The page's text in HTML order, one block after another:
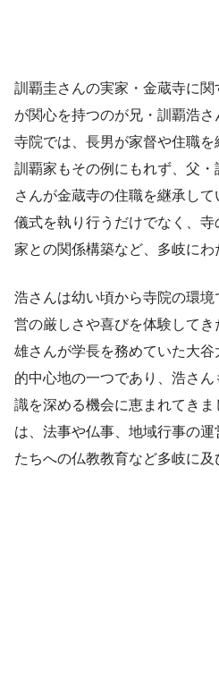
訓覇圭さんの実家・金蔵寺に関
が関心を持つのが兄・訓覇浩
寺院では、長男が家督や住職を
訓覇家もその例にもれず、父
さんが金蔵寺の住職を継承し
儀式を執り行うだけでなく、
家との関係構築など、多岐にわ
浩さんは幼い頃から寺院の環
営の厳しさや喜びを体験して
雄さんが学長を務めていた大
的中心地の一つであり、浩さ
識を深める機会に恵まれてき
は、法事や仏事、地域行事の
たちへの仏教教育など多岐に及